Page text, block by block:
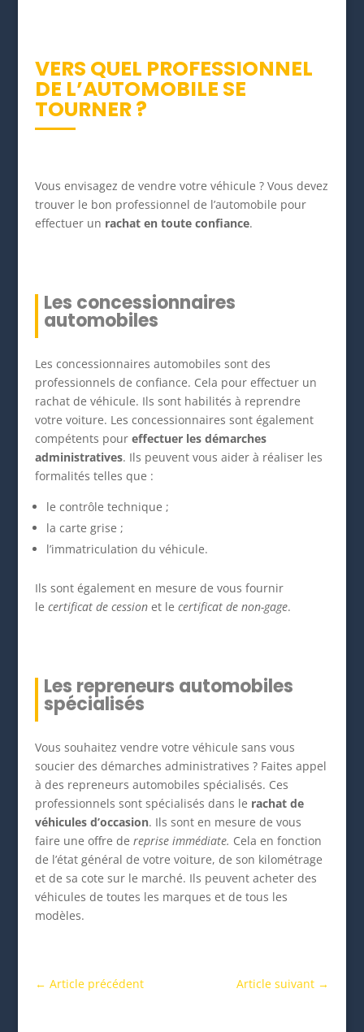
VERS QUEL PROFESSIONNEL
DE L’AUTOMOBILE SE
TOURNER ?
Vous envisagez de vendre votre véhicule ? Vous devez
trouver le bon professionnel de l’automobile pour
effectuer un rachat en toute confiance.
Les concessionnaires
automobiles
Les concessionnaires automobiles sont des
professionnels de confiance. Cela pour effectuer un
rachat de véhicule. Ils sont habilités à reprendre
votre voiture. Les concessionnaires sont également
compétents pour effectuer les démarches
administratives. Ils peuvent vous aider à réaliser les
formalités telles que :
le contrôle technique ;
la carte grise ;
l’immatriculation du véhicule.
Ils sont également en mesure de vous fournir
le certificat de cessionet le certificat de non-gage.
Les repreneurs automobiles
spécialisés
Vous souhaitez vendre votre véhicule sans vous
soucier des démarches administratives ? Faites appel
à des repreneurs automobiles spécialisés. Ces
professionnels sont spécialisés dans le rachat de
véhicules d’occasion. Ils sont en mesure de vous
faire une offre de reprise immédiate. Cela en fonction
de l’état général de votre voiture, de son kilométrage
et de sa cote sur le marché. Ils peuvent acheter des
véhicules de toutes les marques et de tous les
modèles.
← Article précédent Article suivant →